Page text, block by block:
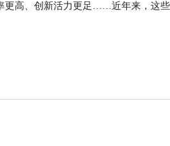
更高、创新活力更足……近年来，这